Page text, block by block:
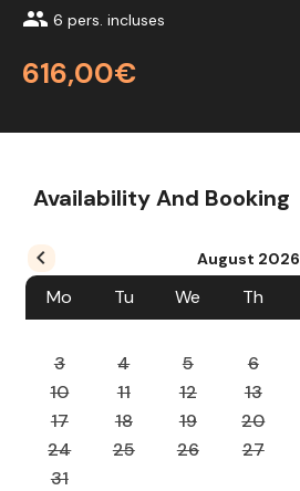
group 6 pers. incluses
616,00€
Availability And Booking
August 2026
Mo Tu We Th
3
4 5 6
10
11 12 13
17
18 19 20
24
25 26 27
31